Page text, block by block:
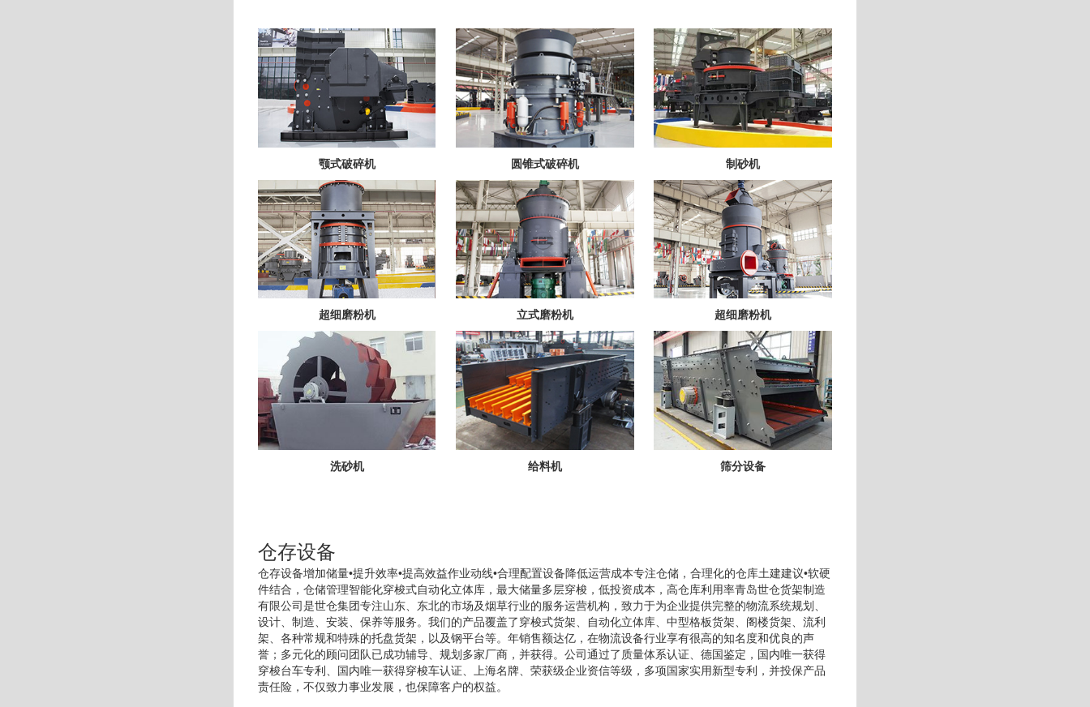
颚式破碎机 圆锥式破碎机 制砂机
超细磨粉机 立式磨粉机 超细磨粉机
洗砂机 给料机 筛分设备
仓存设备
仓存设备增加储量•提升效率•提高效益作业动线•合理配置设备降低运营成本专注仓储，合理化的仓库土建建议•软硬
件结合，仓储管理智能化穿梭式自动化立体库，最大储量多层穿梭，低投资成本，高仓库利用率青岛世仓货架制造
有限公司是世仓集团专注山东、东北的市场及烟草行业的服务运营机构，致力于为企业提供完整的物流系统规划、
设计、制造、安装、保养等服务。我们的产品覆盖了穿梭式货架、自动化立体库、中型格板货架、阁楼货架、流利
架、各种常规和特殊的托盘货架，以及钢平台等。年销售额达亿，在物流设备行业享有很高的知名度和优良的声
誉；多元化的顾问团队已成功辅导、规划多家厂商，并获得。公司通过了质量体系认证、德国鉴定，国内唯一获得
穿梭台车专利、国内唯一获得穿梭车认证、上海名牌、荣获级企业资信等级，多项国家实用新型专利，并投保产品
责任险，不仅致力事业发展，也保障客户的权益。